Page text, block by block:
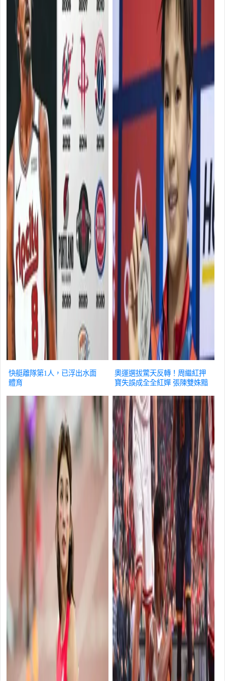
快艇離隊第1人，已浮出水面
體育
奧運選拔驚天反轉！周繼紅押
寶失誤成全全紅嬋 張陳雙姝黯